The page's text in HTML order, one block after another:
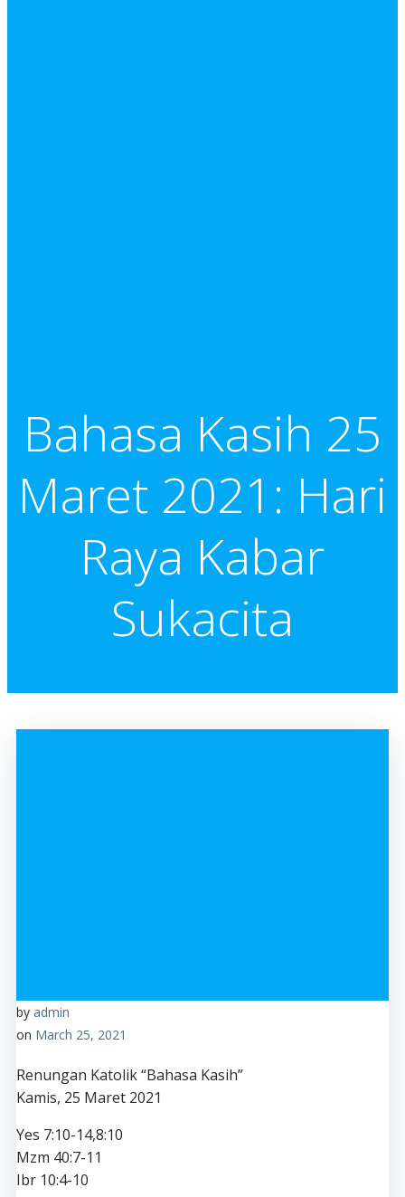
Bahasa Kasih 25
Maret 2021: Hari
Raya Kabar
Sukacita
by admin
on March 25, 2021
Renungan Katolik “Bahasa Kasih”
Kamis, 25 Maret 2021
Yes 7:10-14,8:10
Mzm 40:7-11
Ibr 10:4-10